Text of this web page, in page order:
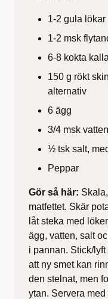
1-2 gula
1-2 msk
6-8 kokta
150 g rökt
alternativ
6 ägg
3/4 msk vatten
½ tsk salt,
Peppar
Gör så här:
matfettet. Skär
låt steka med
ägg, vatten, salt
i pannan. Stick/
att ny smet kan
den stelnat, men
ytan. Servera